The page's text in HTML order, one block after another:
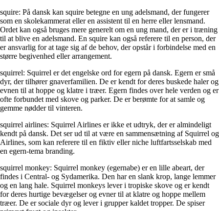
squire: På dansk kan squire betegne en ung adelsmand, der fungerer
som en skolekammerat eller en assistent til en herre eller lensmand.
Ordet kan også bruges mere generelt om en ung mand, der er i træning
til at blive en adelsmand. En squire kan også referere til en person, der
er ansvarlig for at tage sig af de behov, der opstår i forbindelse med en
større begivenhed eller arrangement.
squirrel: Squirrel er det engelske ord for egern på dansk. Egern er små
dyr, der tilhører gnaverfamilien. De er kendt for deres buskede haler og
evnen til at hoppe og klatre i træer. Egern findes over hele verden og er
ofte forbundet med skove og parker. De er berømte for at samle og
gemme nødder til vinteren.
squirrel airlines: Squirrel Airlines er ikke et udtryk, der er almindeligt
kendt på dansk. Det ser ud til at være en sammensætning af Squirrel og
Airlines, som kan referere til en fiktiv eller niche luftfartsselskab med
en egern-tema branding.
squirrel monkey: Squirrel monkey (egernabe) er en lille abeart, der
findes i Central- og Sydamerika. Den har en slank krop, lange lemmer
og en lang hale. Squirrel monkeys lever i tropiske skove og er kendt
for deres hurtige bevægelser og evner til at klatre og hoppe mellem
træer. De er sociale dyr og lever i grupper kaldet tropper. De spiser